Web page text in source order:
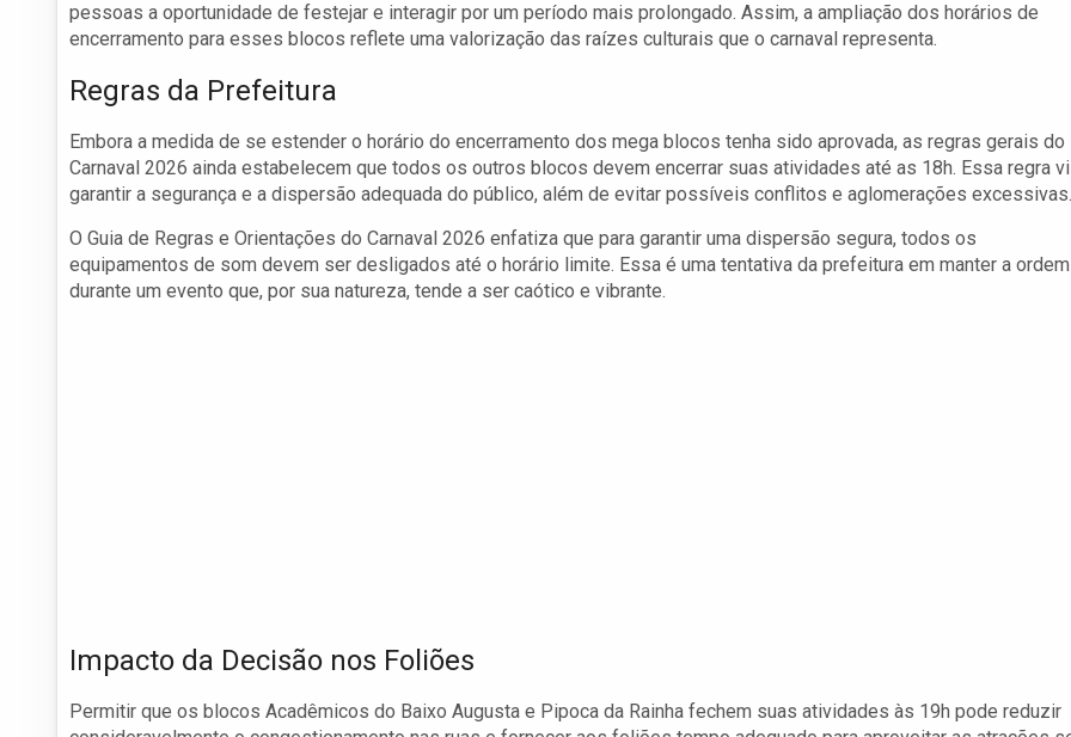
pessoas a oportunidade de festejar e interagir por um período mais prolongado. Assim, a ampliação dos horários de
encerramento para esses blocos reflete uma valorização das raízes culturais que o carnaval representa.
Regras da Prefeitura
Embora a medida de se estender o horário do encerramento dos mega blocos tenha sido aprovada, as regras gerais do
Carnaval 2026 ainda estabelecem que todos os outros blocos devem encerrar suas atividades até as 18h. Essa regra
garantir a segurança e a dispersão adequada do público, além de evitar possíveis conflitos e aglomerações excessivas.
O Guia de Regras e Orientações do Carnaval 2026 enfatiza que para garantir uma dispersão segura, todos os
equipamentos de som devem ser desligados até o horário limite. Essa é uma tentativa da prefeitura em manter a ordem
durante um evento que, por sua natureza, tende a ser caótico e vibrante.
Impacto da Decisão nos Foliões
Permitir que os blocos Acadêmicos do Baixo Augusta e Pipoca da Rainha fechem suas atividades às 19h pode reduzir